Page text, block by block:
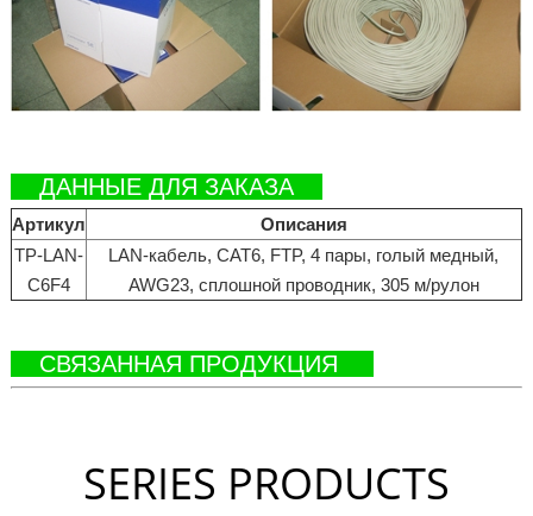
ДАННЫЕ ДЛЯ ЗАКАЗА
Артикул
Описания
TP-LAN-
C6F4
LAN-кабель, CAT6, FTP, 4 пары, голый медный,
AWG23, сплошной проводник, 305 м/рулон
СВЯЗАННАЯ ПРОДУКЦИЯ
SERIES PRODUCTS